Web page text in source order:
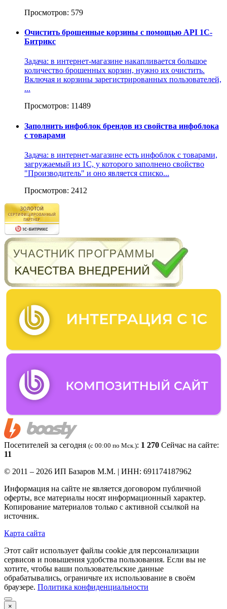
Просмотров: 579
Очистить брошенные корзины с помощью API 1С-
Битрикс
Задача: в интернет-магазине накапливается большое
количество брошенных корзин, нужно их очистить.
Включая и корзины зарегистрированных пользователей,
...
Просмотров: 11489
Заполнить инфоблок брендов из свойства инфоблока
с товарами
Задача: в интернет-магазине есть инфоблок с товарами,
загружаемый из 1С, у которого заполнено свойство
"Производитель" и оно является списко...
Просмотров: 2412
Посетителей за сегодня (c 00:00 по Мск.): 1 270 Сейчас на сайте:
11
© 2011 – 2026 ИП Базаров М.М. | ИНН: 691174187962
Информация на сайте не является договором публичной
оферты, все материалы носят информационный характер.
Копирование материалов только с активной ссылкой на
источник.
Карта сайта
Этот сайт использует файлы cookie для персонализации
сервисов и повышения удобства пользования. Если вы не
хотите, чтобы ваши пользовательские данные
обрабатывались, ограничьте их использование в своём
браузере. Политика конфиденциальности
×